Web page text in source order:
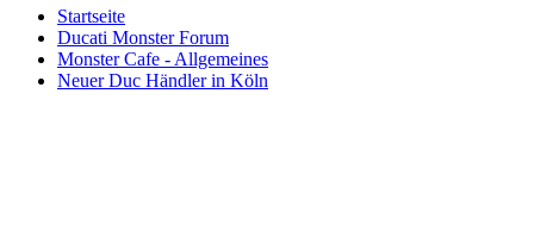
Startseite
Ducati Monster Forum
Monster Cafe - Allgemeines
Neuer Duc Händler in Köln